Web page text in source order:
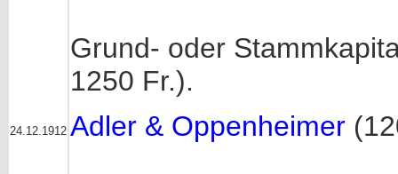
24.12.1912
Grund- oder
1250 Fr.).
Adler & Oppenheimer